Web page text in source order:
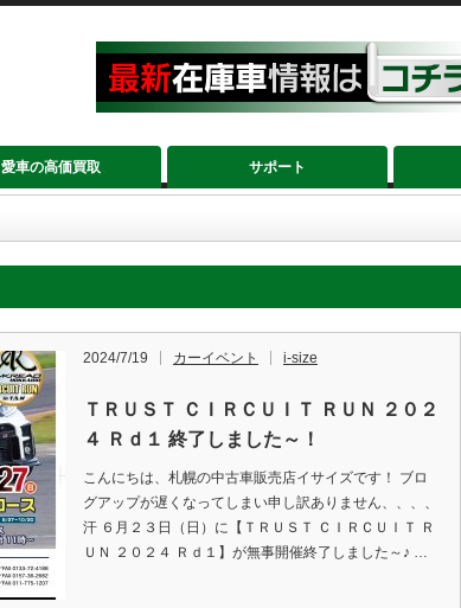
愛車の高価買取 サポート
2024/7/19 カーイベント i-size
ＴＲＵＳＴ ＣＩＲＣＵＩＴ ＲＵＮ ２０２
４ Ｒｄ１ 終了しました～！
こんにちは、札幌の中古車販売店イサイズです！ ブロ
グアップが遅くなってしまい申し訳ありません、、、、
汗 ６月２３日（日）に【ＴＲＵＳＴ ＣＩＲＣＵＩＴ Ｒ
ＵＮ ２０２４ Ｒｄ１】が無事開催終了しました～♪ …